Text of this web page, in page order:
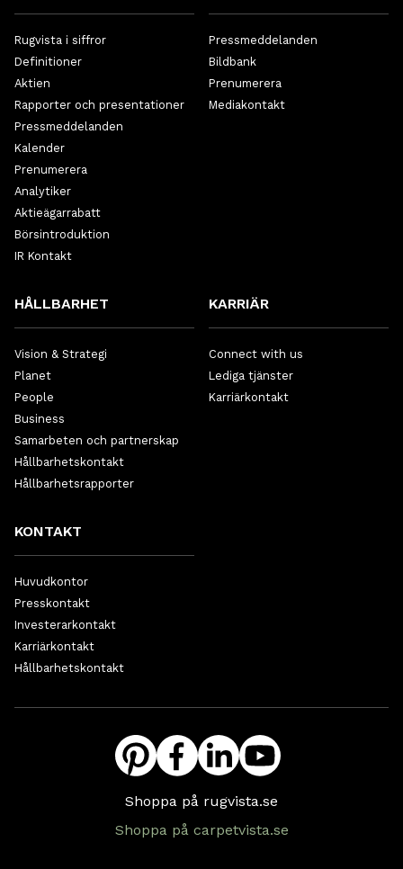
Rugvista i siffror
Definitioner
Aktien
Rapporter och presentationer
Pressmeddelanden
Kalender
Prenumerera
Analytiker
Aktieägarrabatt
Börsintroduktion
IR Kontakt
Pressmeddelanden
Bildbank
Prenumerera
Mediakontakt
HÅLLBARHET
Vision & Strategi
Planet
People
Business
Samarbeten och partnerskap
Hållbarhetskontakt
Hållbarhetsrapporter
KARRIÄR
Connect with us
Lediga tjänster
Karriärkontakt
KONTAKT
Huvudkontor
Presskontakt
Investerarkontakt
Karriärkontakt
Hållbarhetskontakt
Shoppa på rugvista.se
Shoppa på carpetvista.se